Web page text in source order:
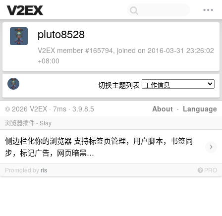
pluto8528
V2EX member #165794, joined on 2016-03-31 23:26:02
+08:00
切换主题列表
About · Language
© 2026 V2EX · 7ms · 3.9.8.5
浏览器插件 - Stay
侧边栏化你的浏览器 支持标签页管理，用户脚本，书签同
步，标记广告，网页暗黑…
›
Promoted by ris PRO